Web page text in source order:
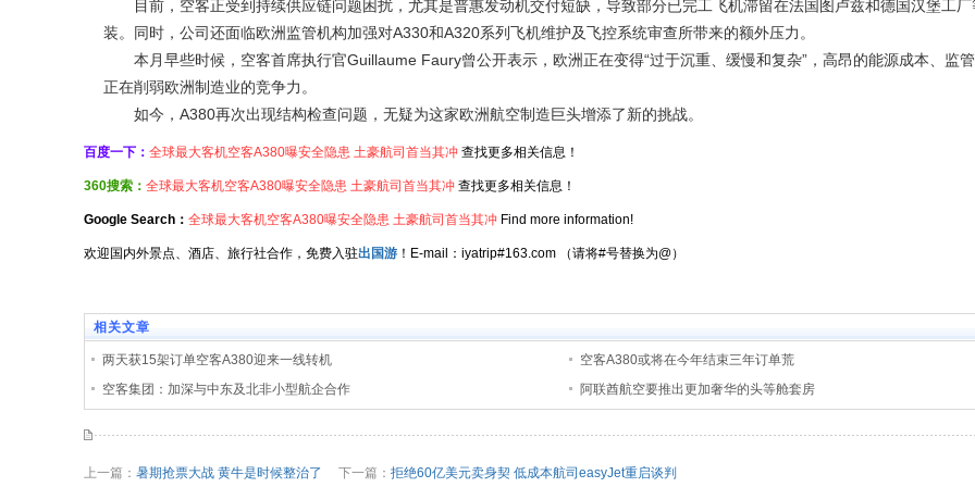
目前，空客正受到持续供应链问题困扰，尤其是普惠发动机交付短缺，导致部分已完工飞机滞留在法国图卢兹和德国汉堡工厂
装。同时，公司还面临欧洲监管机构加强对A330和A320系列飞机维护及飞控系统审查所带来的额外压力。
本月早些时候，空客首席执行官Guillaume Faury曾公开表示，欧洲正在变得“过于沉重、缓慢和复杂”，高昂的能源成本、监管
正在削弱欧洲制造业的竞争力。
如今，A380再次出现结构检查问题，无疑为这家欧洲航空制造巨头增添了新的挑战。
百度一下： 全球最大客机空客A380曝安全隐患 土豪航司首当其冲 查找更多相关信息！
360搜索： 全球最大客机空客A380曝安全隐患 土豪航司首当其冲 查找更多相关信息！
Google Search： 全球最大客机空客A380曝安全隐患 土豪航司首当其冲 Find more information!
欢迎国内外景点、酒店、旅行社合作，免费入驻出国游 ！E-mail：iyatrip#163.com （请将#号替换为@）
相关文章
两天获15架订单空客A380迎来一线转机
空客A380或将在今年结束三年订单荒
空客集团：加深与中东及北非小型航企合作
阿联酋航空要推出更加奢华的头等舱套房
上一篇： 暑期抢票大战 黄牛是时候整治了 下一篇： 拒绝60亿美元卖身契 低成本航司easyJet重启谈判